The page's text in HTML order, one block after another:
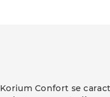
Korium Confort se